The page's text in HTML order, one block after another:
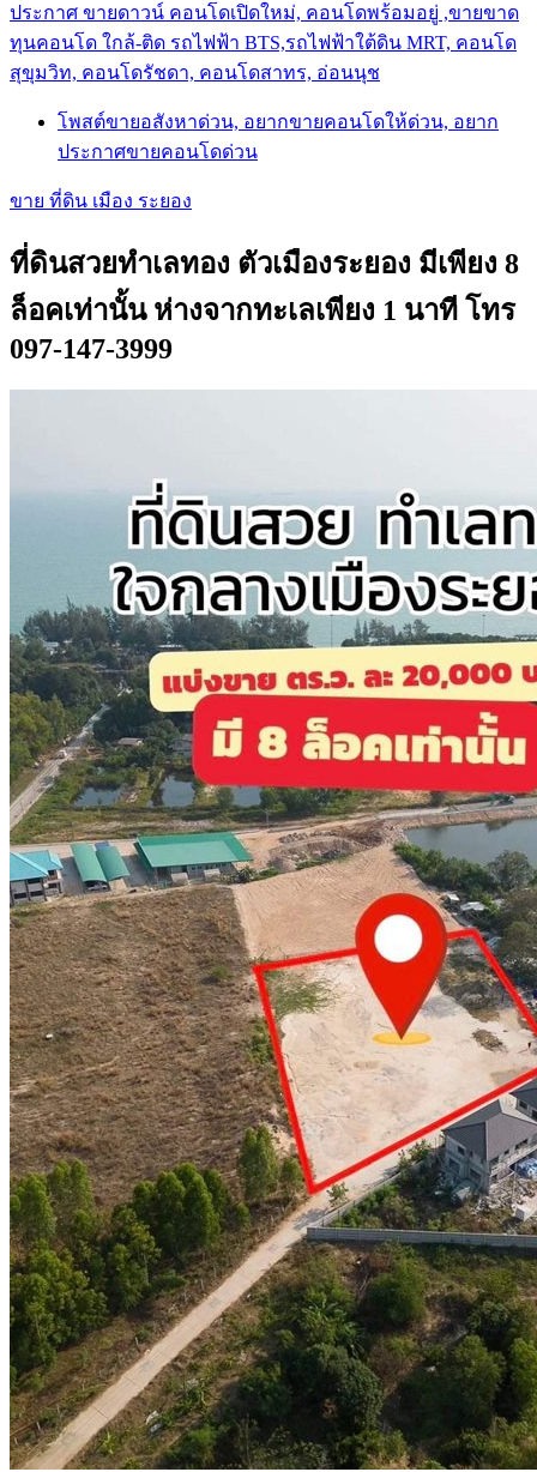
ประกาศ ขายดาวน์ คอนโดเปิดใหม่, คอนโดพร้อมอยู่ ,ขายขาด
ทุนคอนโด ใกล้-ติด รถไฟฟ้า BTS,รถไฟฟ้าใต้ดิน MRT, คอนโด
สุขุมวิท, คอนโดรัชดา, คอนโดสาทร, อ่อนนุช
โพสต์ขายอสังหาด่วน, อยากขายคอนโดให้ด่วน, อยาก
ประกาศขายคอนโดด่วน
ขาย ที่ดิน เมือง ระยอง
ที่ดินสวยทำเลทอง ตัวเมืองระยอง มีเพียง 8
ล็อคเท่านั้น ห่างจากทะเลเพียง 1 นาที โทร
097-147-3999